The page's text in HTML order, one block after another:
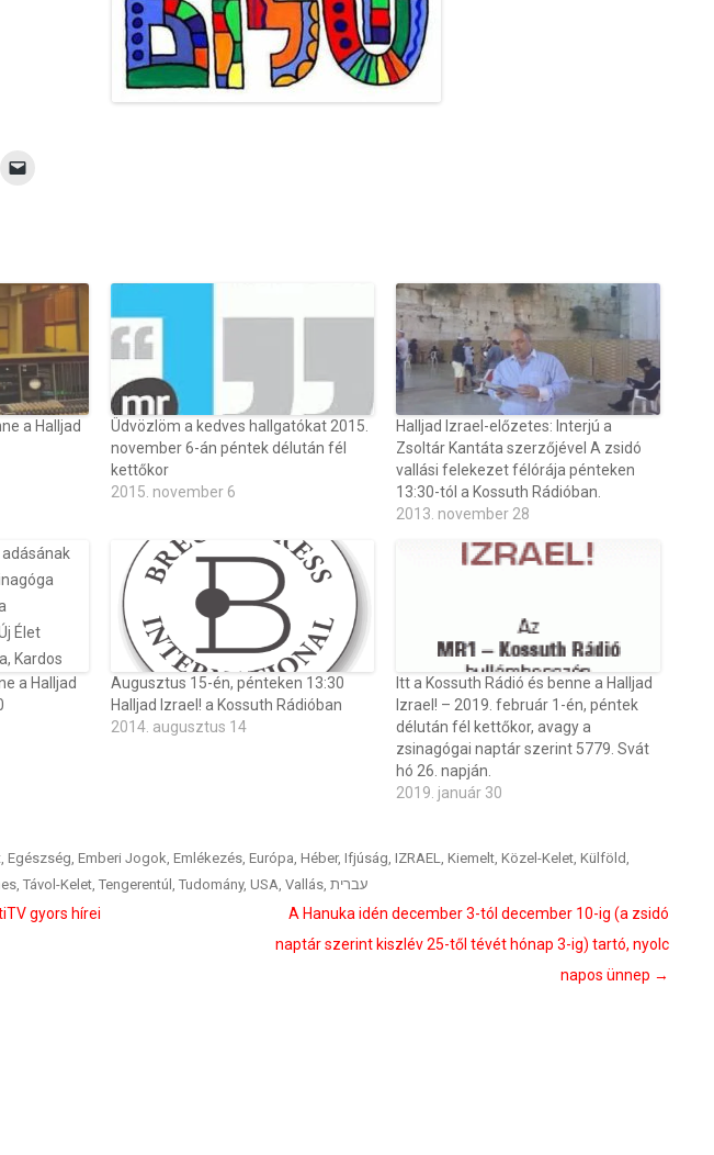
a Halljad
Üdvözlöm a kedves hallgatókat 2015.
november 6-án péntek délután fél
kettőkor
2015. november 6
Halljad Izrael-előzetes: Interjú a
Zsoltár Kantáta szerzőjével A zsidó
vallási felekezet félórája pénteken
13:30-tól a Kossuth Rádióban.
2013. november 28
a Halljad
Augusztus 15-én, pénteken 13:30
Halljad Izrael! a Kossuth Rádióban
2014. augusztus 14
Itt a Kossuth Rádió és benne a Halljad
Izrael! – 2019. február 1-én, péntek
délután fél kettőkor, avagy a
zsinagógai naptár szerint 5779. Svát
hó 26. napján.
2019. január 30
, Egészség, Emberi Jogok, Emlékezés, Európa, Héber, Ifjúság, IZRAEL, Kiemelt, Közel-Kelet, Külföld,
, Távol-Kelet, Tengerentúl , Tudomány, USA, Vallás, עברית
gyors hírei
A Hanuka idén december 3-tól december 10-ig (a zsidó
naptár szerint kiszlév 25-től tévét hónap 3-ig) tartó, nyolc
napos ünnep →